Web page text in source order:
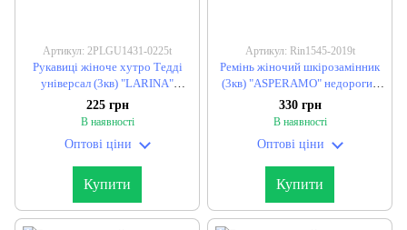
Артикул: 2PLGU1431-0225t
Рукавиці жіноче хутро Тедді
універсал (3кв) "LARINA"
недорого від прямого
постачальника
225 грн
В наявності
Оптові ціни
Купити
Артикул: Rin1545-2019t
Ремінь жіночий шкірозамінник
(3кв) "ASPERAMO" недорогий
від прямого постачальника
330 грн
В наявності
Оптові ціни
Купити